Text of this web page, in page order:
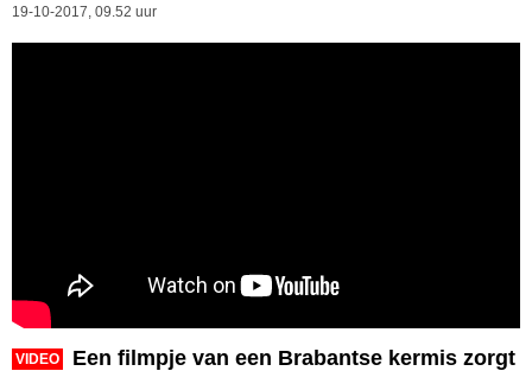
19-10-2017, 09.52 uur
VIDEO
Een filmpje van een Brabantse kermis zorgt